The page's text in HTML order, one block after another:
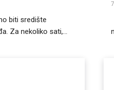
biti središte
Za nekoliko sati,...